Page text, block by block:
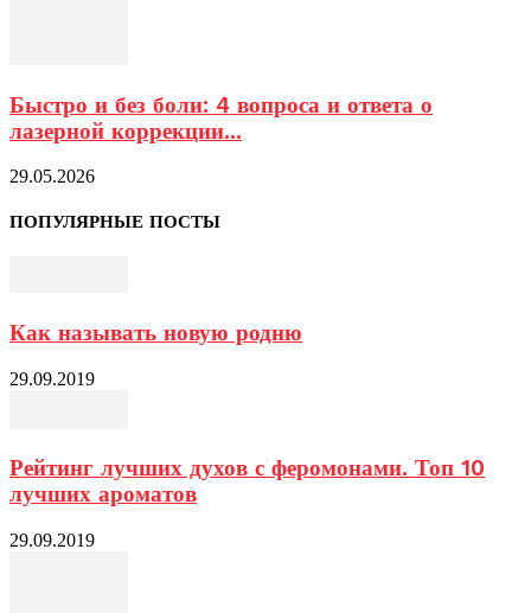
Быстро и без боли: 4 вопроса и ответа о
лазерной коррекции...
29.05.2026
ПОПУЛЯРНЫЕ ПОСТЫ
Как называть новую родню
29.09.2019
Рейтинг лучших духов с феромонами. Топ 10
лучших ароматов
29.09.2019